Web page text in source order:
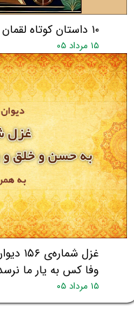
★۱۰ داستان کوتاه لقمان
۱۵ مرداد ۰۵
غزل
وفا کس به یار ما
۱۵ مرداد ۰۵